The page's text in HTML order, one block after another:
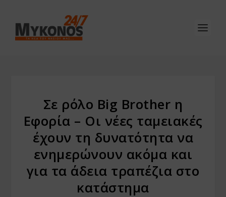
Σε ρόλο Big Brother η
Εφορία – Οι νέες ταμειακές
έχουν τη δυνατότητα να
ενημερώνουν ακόμα και
για τα άδεια τραπέζια στο
κατάστημα